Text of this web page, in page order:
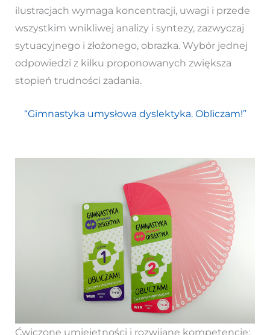
ilustracjach wymaga koncentracji, uwagi i przede
wszystkim wnikliwej analizy i syntezy, zazwyczaj
sytuacyjnego i złożonego, obrazka. Wybór jednej
odpowiedzi z kilku proponowanych zwiększa
stopień trudności zadania.
“Gimnastyka umysłowa dyslektyka. Obliczam!”
Ćwiczone umiejętności i rozwijane kompetencje: